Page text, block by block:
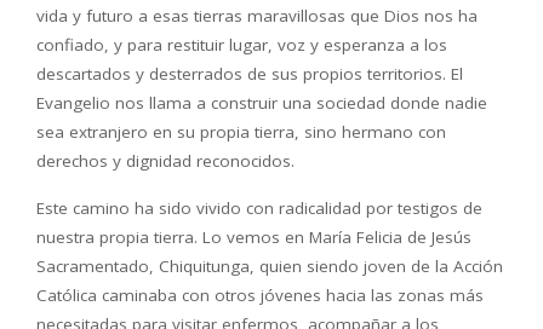
vida y futuro a esas tierras maravillosas que Dios nos ha
confiado, y para restituir lugar, voz y esperanza a los
descartados y desterrados de sus propios territorios. El
Evangelio nos llama a construir una sociedad donde nadie
sea extranjero en su propia tierra, sino hermano con
derechos y dignidad reconocidos.
Este camino ha sido vivido con radicalidad por testigos de
nuestra propia tierra. Lo vemos en María Felicia de Jesús
Sacramentado, Chiquitunga, quien siendo joven de la Acción
Católica caminaba con otros jóvenes hacia las zonas más
necesitadas para visitar enfermos, acompañar a los